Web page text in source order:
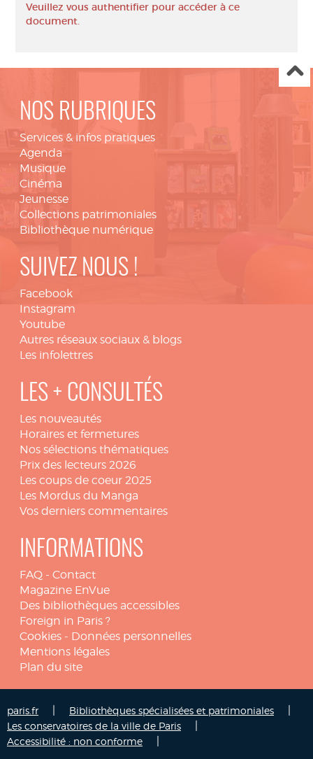
Veuillez vous authentifier pour accéder à ce
document.
NOS RUBRIQUES
Services & infos pratiques
Agenda
Musique
Cinéma
Jeunesse
Collections patrimoniales
Bibliothèque numérique
SUIVEZ NOUS !
Facebook
Instagram
Youtube
Autres réseaux sociaux & blogs
Les infolettres
LES + CONSULTÉS
Les nouveautés
Horaires et fermetures
Nos sélections thématiques
Prix des lecteurs 2026
Les coups de coeur 2025
Les Mordus du Manga
Vos derniers commentaires
INFORMATIONS
FAQ - Contact
Magazine EnVue
Des bibliothèques accessibles
Foreign in Paris ?
Cookies - Données personnelles
Mentions légales
Plan du site
paris.fr Bibliothèques spécialisées et patrimoniales
Les conservatoires de la ville de Paris
Accessibilité : non conforme